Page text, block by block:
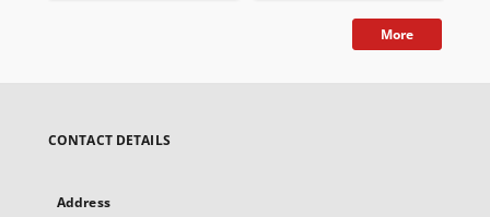
More
CONTACT DETAILS
Address